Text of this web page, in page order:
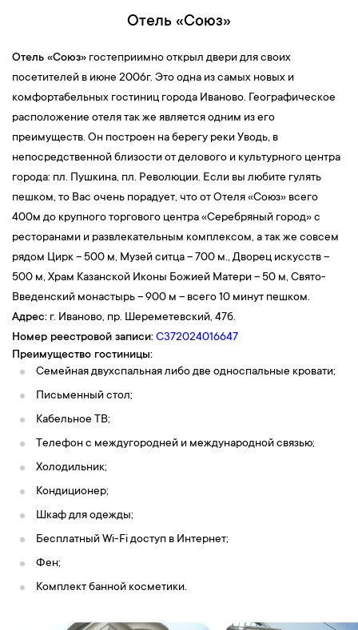
6-й день
Прибытие вг.Пермь.Ориентировочное время приезда 21:00.
Отель «Союз»
Отель «Союз» гостеприимно открыл двери для своих
посетителей в июне 2006г. Это одна из самых новых и
комфортабельных гостиниц города Иваново. Географическое
расположение отеля так же является одним из его
преимуществ. Он построен на берегу реки Уводь, в
непосредственной близости от делового и культурного центра
города: пл. Пушкина, пл. Революции. Если вы любите гулять
пешком, то Вас очень порадует, что от Отеля «Союз» всего
400м до крупного торгового центра «Серебряный город» с
ресторанами и развлекательным комплексом, а так же совсем
рядом Цирк – 500 м, Музей ситца – 700 м., Дворец искусств –
500 м, Храм Казанской Иконы Божией Матери – 50 м, Свято-
Введенский монастырь – 900 м – всего 10 минут пешком.
Адрес: г. Иваново, пр. Шереметевский, 47б.
Номер реестровой записи:С372024016647
Преимущество гостиницы:
Семейная двухспальная либо две односпальные кровати;
Письменный стол;
Кабельное ТВ;
Телефон с междугородней и международной связью;
Холодильник;
Кондиционер;
Шкаф для одежды;
Бесплатный Wi-Fi доступ в Интернет;
Фен;
Комплект банной косметики.